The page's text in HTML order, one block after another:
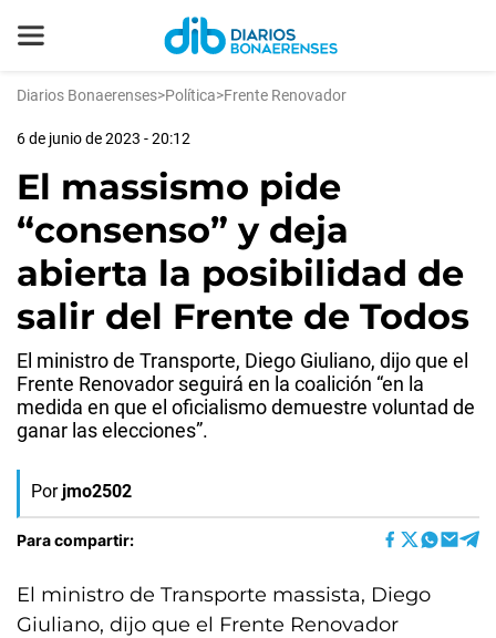
Diarios Bonaerenses>Política>Frente Renovador
6 de junio de 2023 - 20:12
El massismo pide
“consenso” y deja
abierta la posibilidad de
salir del Frente de Todos
El ministro de Transporte, Diego Giuliano, dijo que el
Frente Renovador seguirá en la coalición “en la
medida en que el oficialismo demuestre voluntad de
ganar las elecciones”.
Por jmo2502
Para compartir:
El ministro de Transporte massista, Diego
Giuliano, dijo que el Frente Renovador